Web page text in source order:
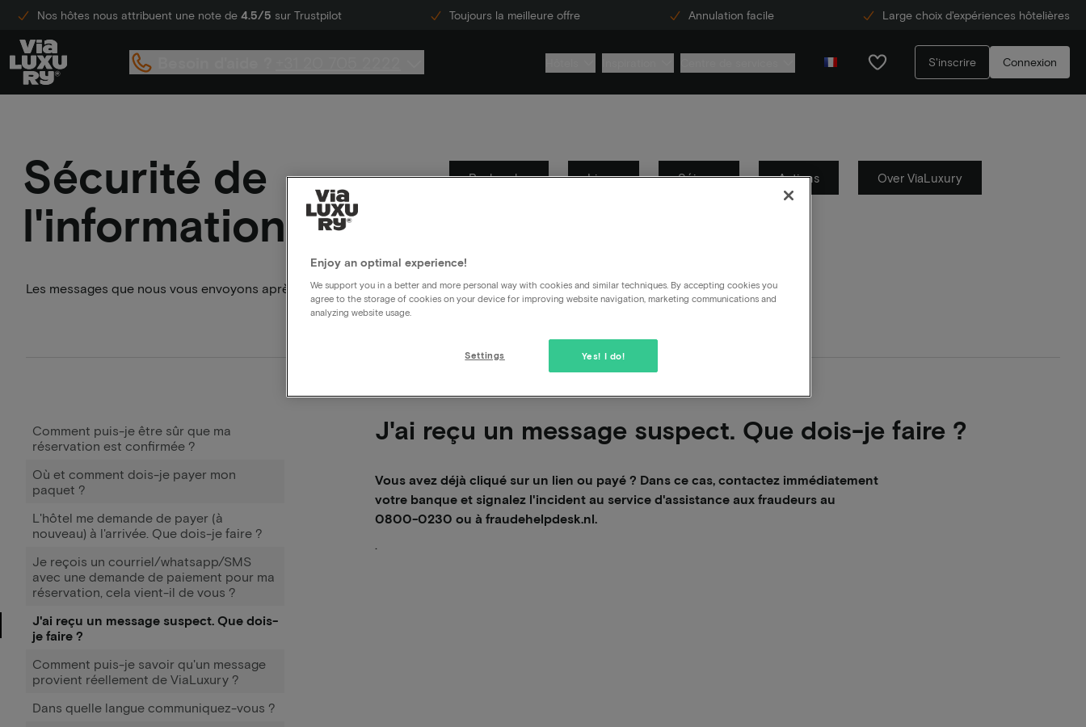
Nos hôtes nous attribuent une note de 4.5/5 sur Trustpilot Toujours la meilleure offre Annulation facile Large choix d'expériences hôtelières
S'inscrire Connexion
Sécurité de
l'information
Recherche Livres Séjours Actions Over ViaLuxury
Les messages que nous vous envoyons après votre réservation et ceux que vous ne recevez pas.
Comment puis-je être sûr que ma
réservation est confirmée ?
Où et comment dois-je payer mon
paquet ?
L'hôtel me demande de payer (à
nouveau) à l'arrivée. Que dois-je faire ?
Je reçois un courriel/whatsapp/SMS
avec une demande de paiement pour ma
réservation, cela vient-il de vous ?
J'ai reçu un message suspect. Que dois-
je faire ?
Comment puis-je savoir qu'un message
provient réellement de ViaLuxury ?
Dans quelle langue communiquez-vous ?
J'ai reçu un message suspect. Que dois-je faire ?
Vous avez déjà cliqué sur un lien ou payé ? Dans ce cas, contactez immédiatement
votre banque et signalez l'incident au service d'assistance aux fraudeurs au
0800-0230 ou à fraudehelpdesk.nl.
Enjoy an optimal experience!
We support you in a better and more personal way with cookies and similar techniques. By accepting cookies you
agree to the storage of cookies on your device for improving website navigation, marketing communications and
analyzing website usage.
Yes! I do!
Settings